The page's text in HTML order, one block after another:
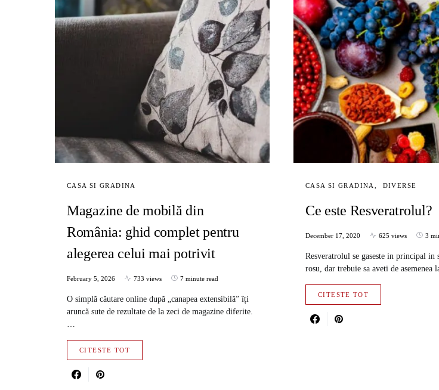
CASA SI GRADINA
Magazine de mobilă din
România: ghid complet pentru
alegerea celui mai potrivit
February 5, 2026 733 views 7 minute read
O simplă căutare online după „canapea extensibilă” îți
aruncă sute de rezultate de la zeci de magazine diferite.
CITESTE TOT
CASA SI GRADINA DIVERSE
Ce este Resveratrolul?
December 17, 2020 625 views 3
Resveratrolul se gaseste in principal
rosu, dar trebuie sa aveti de asemenea
CITESTE TOT